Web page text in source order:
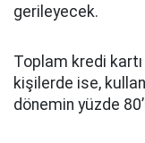
gerileyecek.
Toplam kredi
kişilerde ise,
dönemin yüzde